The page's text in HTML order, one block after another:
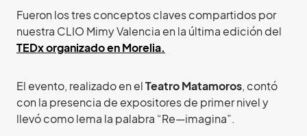
Fueron los tres conceptos claves compartidos por
nuestra CLIO Mimy Valencia en la última edición del
TEDx organizado en Morelia.
El evento, realizado en elTeatro Matamoros, contó
con la presencia de expositores de primer nivel y
llevó como lema la palabra “Re—imagina”.